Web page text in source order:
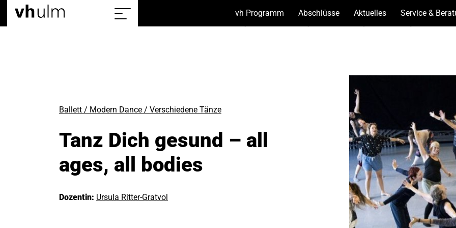
Sitemap
vh Programm (Unterseiten
Abschlüsse(Unterseiten
Aktuelles(Unterseiten
Service &
Ballett / Modern Dance / Verschiedene Tänze
Tanz Dich gesund – all
ages, all bodies
Dozentin: Ursula Ritter-Gratvol